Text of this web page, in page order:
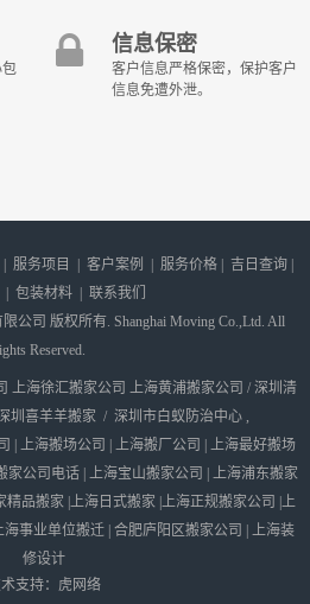
信息保密
客户信息严格保密，保护客户
信息免遭外泄。
服务项目 | 客户案例 | 服务价格| 吉日查询|
| 包装材料 | 联系我们
公司 版权所有. Shanghai Moving Co.,Ltd. All
Reserved.
上海徐汇搬家公司 上海黄浦搬家公司 / 深圳清
圳喜羊羊搬家 / 深圳市白蚁防治中心
| 上海搬场公司 | 上海搬厂公司 |
上海最好搬场
家公司电话 | 上海宝山搬家公司 |
上海浦东搬家
精品搬家 | 上海日式搬家 | 上海正规搬家公司 | 上
海事业单位搬迁 | 合肥庐阳区搬家公司 |
上海装
修设计
支持： 虎网络